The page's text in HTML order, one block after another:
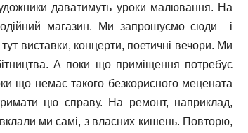
даватимуть уроки малювання. На
магазин. Ми запрошуємо сюди і
виставки, концерти, поетичні вечори. Ми
А поки що приміщення потребує
що немає такого безкорисного мецената
цю справу. На ремонт, наприклад,
ми самі, з власних кишень. Повторю,